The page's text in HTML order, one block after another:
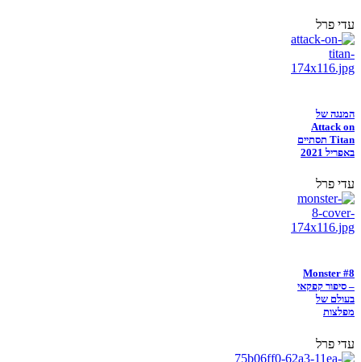
עדי פרל
המנגה של
Attack on
Titan תסתיים
באפריל 2021
עדי פרל
Monster #8
– סיפור קפקאי
בעולם של
מפלצות
עדי פרל